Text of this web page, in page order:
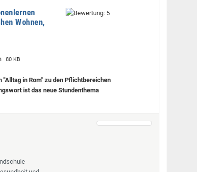
Wohnen,
80 KB
in Rom" zu den Pflichtbereichen
ist das neue Stundenthema